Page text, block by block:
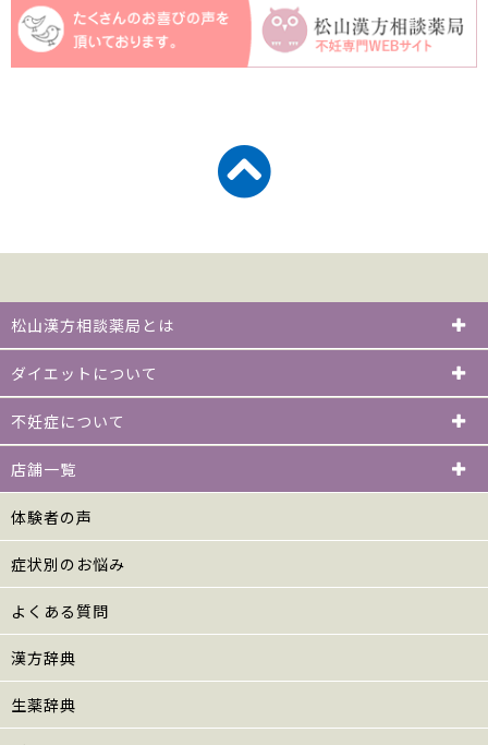
松山漢方相談薬局とは
ダイエットについて
不妊症について
店舗一覧
体験者の声
症状別のお悩み
よくある質問
漢方辞典
生薬辞典